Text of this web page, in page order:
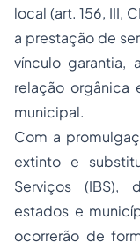
local (art. 156, III,
a prestação de
vínculo garantia,
relação orgânica
municipal.
Com a
extinto e
Serviços (IBS),
estados e
ocorrerão de